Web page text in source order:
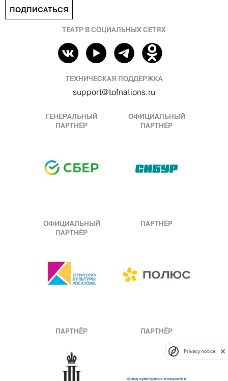
ПОДПИСАТЬСЯ
ТЕАТР В СОЦИАЛЬНЫХ СЕТЯХ
ТЕХНИЧЕСКАЯ ПОДДЕРЖКА
support@tofnations.ru
ГЕНЕРАЛЬНЫЙ
ПАРТНЁР
ОФИЦИАЛЬНЫЙ
ПАРТНЁР
ОФИЦИАЛЬНЫЙ
ПАРТНЁР
ПАРТНЁР
ПАРТНЁР ПАРТНЁР
Privacy notice